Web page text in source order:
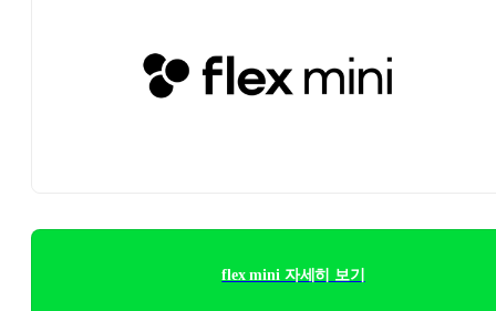
flex mini 자세히 보기